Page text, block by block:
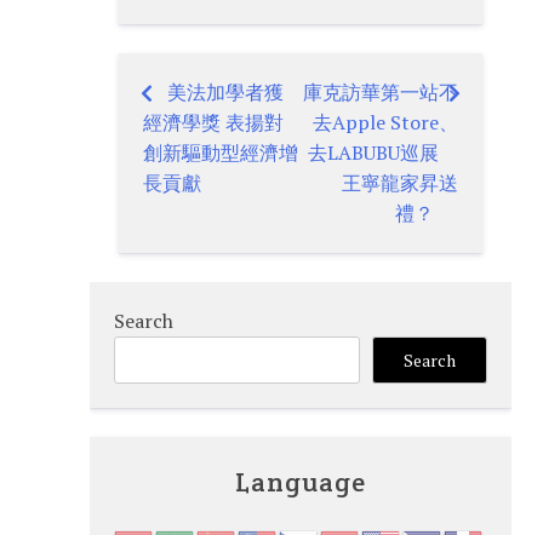
Post
navigation
美法加學者獲
經濟學獎 表揚對
創新驅動型經濟增
長貢獻
庫克訪華第一站不
去Apple Store、
去LABUBU巡展
王寧龍家昇送
禮？
Search
Search
Language